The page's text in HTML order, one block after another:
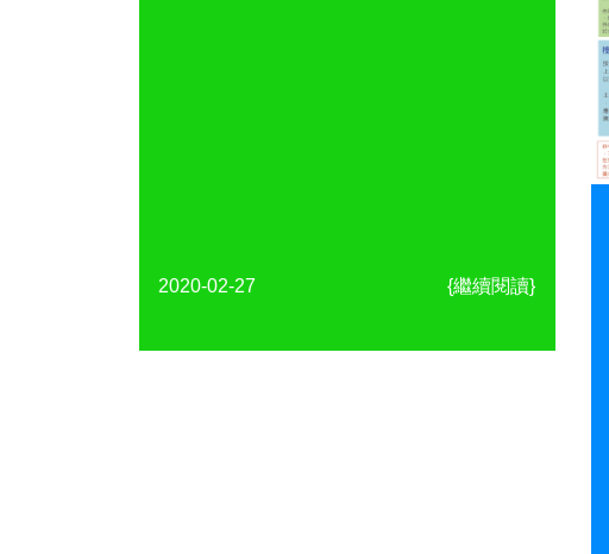
2020-02-27 {繼續閱讀}